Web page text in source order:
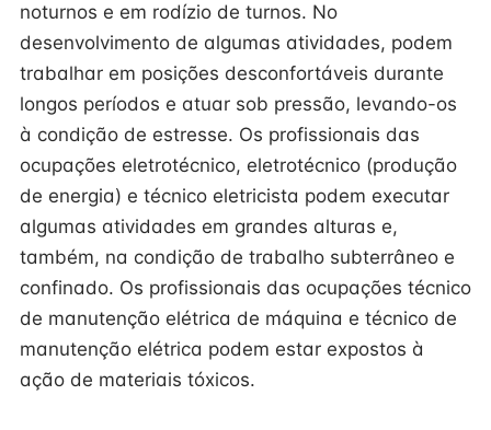
noturnos e em rodízio de turnos. No
desenvolvimento de algumas atividades, podem
trabalhar em posições desconfortáveis durante
longos períodos e atuar sob pressão, levando-os
à condição de estresse. Os profissionais das
ocupações eletrotécnico, eletrotécnico (produção
de energia) e técnico eletricista podem executar
algumas atividades em grandes alturas e,
também, na condição de trabalho subterrâneo e
confinado. Os profissionais das ocupações técnico
de manutenção elétrica de máquina e técnico de
manutenção elétrica podem estar expostos à
ação de materiais tóxicos.